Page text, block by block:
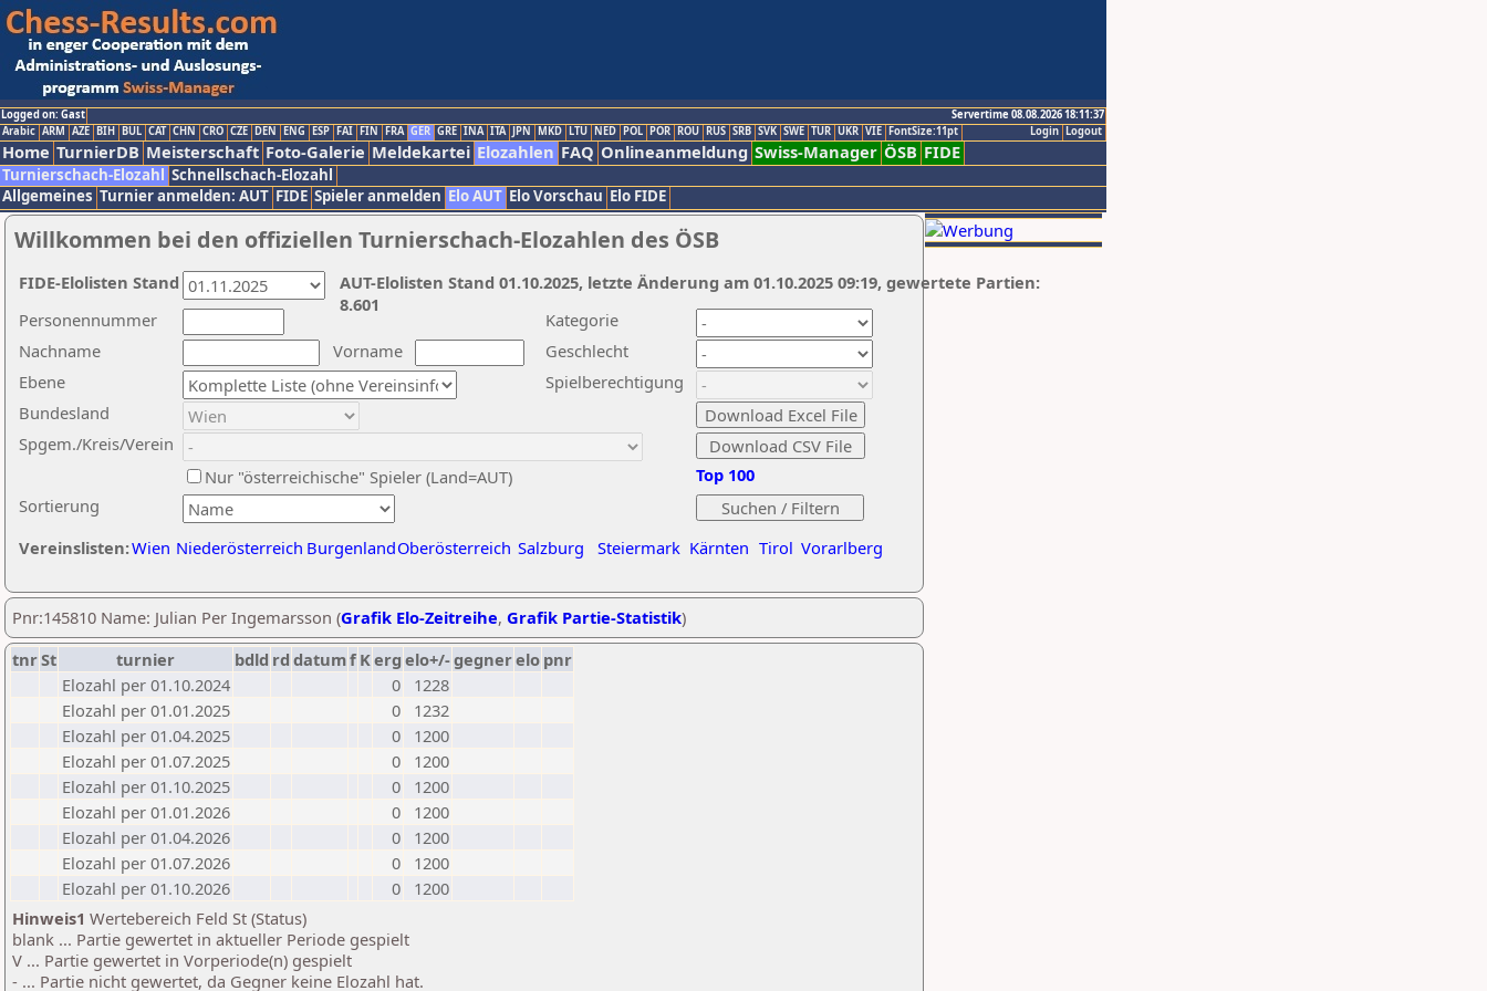
Logged on: Gast
Servertime 08.08.2026 18:11:37
Logout
Login
Arabic ARM AZE BIH BUL CAT CHN CRO CZE DEN ENG ESP FAI FIN FRA GER GRE INA ITA JPN MKD LTU NED POL POR ROU RUS SRB SVK SWE TUR UKR VIE FontSize:11pt
Home TurnierDB Meisterschaft Foto-Galerie Meldekartei Elozahlen FAQ Onlineanmeldung Swiss-Manager ÖSB FIDE
Turnierschach-Elozahl Schnellschach-Elozahl
Allgemeines Turnier anmelden: AUT FIDE Spieler anmelden Elo AUT Elo Vorschau Elo FIDE
Willkommen bei den offiziellen Turnierschach-Elozahlen des ÖSB
Nachname
Vorname
Ebene
Kategorie
Sortierung
Personennummer
Bundesland
Spgem./Kreis/Verein
Geschlecht
Nur "österreichische" Spieler (Land=AUT)
Spielberechtigung
Vereinslisten:Wien Niederösterreich BurgenlandOberösterreich Salzburg Steiermark Kärnten Tirol Vorarlberg
Top 100
AUT-Elolisten Stand 01.10.2025, letzte Änderung am 01.10.2025 09:19, gewertete Partien:
8.601
FIDE-Elolisten Stand
Pnr:145810 Name: Julian Per Ingemarsson (Grafik Elo-Zeitreihe, Grafik Partie-Statistik)
tnrSt turnier bdld rd datumf Kerg elo+/-gegnerelo pnr
Elozahl per 01.10.2024
0
1228
Elozahl per 01.01.2025
0
1232
Elozahl per 01.04.2025
0
1200
Elozahl per 01.07.2025
0
1200
Elozahl per 01.10.2025
0
1200
Elozahl per 01.01.2026
0
1200
Elozahl per 01.04.2026
0
1200
Elozahl per 01.07.2026
0
1200
Elozahl per 01.10.2026
0
1200
Hinweis1 Wertebereich Feld St (Status)
blank ... Partie gewertet in aktueller Periode gespielt
V ... Partie gewertet in Vorperiode(n) gespielt
- ... Partie nicht gewertet, da Gegner keine Elozahl hat.